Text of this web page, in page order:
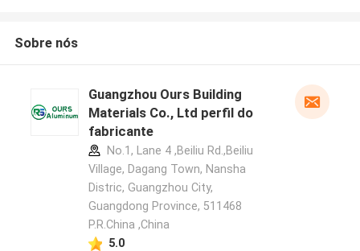
Sobre nós
Guangzhou Ours Building
Materials Co., Ltd perfil do
fabricante
No.1, Lane 4 ,Beiliu Rd.,Beiliu
Village, Dagang Town, Nansha
Distric, Guangzhou City,
Guangdong Province, 511468
P.R.China ,China
5.0